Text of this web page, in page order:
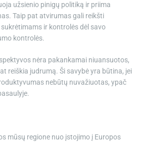
užsienio pinigų politiką ir priima
Taip pat atvirumas gali reikšti
ir kontrolės dėl savo
kontrolės.
nėra pakankamai niuansuotos,
reiškia judrumą. Ši savybė yra būtina, jei
nebūtų nuvažiuotas, ypač
mūsų regione nuo įstojimo į Europos